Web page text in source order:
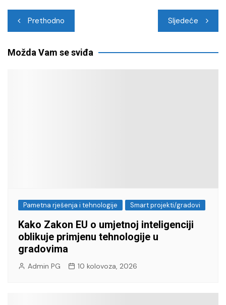
Navigacija
objava
Prethodno Sljedeće
Možda Vam se sviđa
Pametna rješenja i tehnologije Smart projekti/gradovi
Kako Zakon EU o umjetnoj inteligenciji
oblikuje primjenu tehnologije u
gradovima
Admin PG 10 kolovoza, 2026